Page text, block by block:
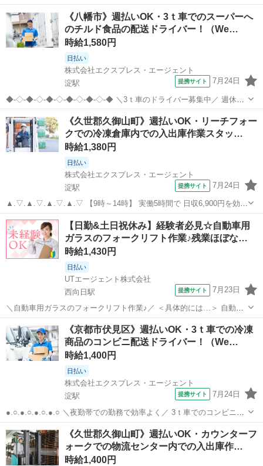
「安定と安全」を重視した 長く活躍できるお仕事です！ ●・○・●・○
—————————————— ■使用車種：4ｔ車 ■業務内容：スーパ
ーへのチルド...
京都 八幡市 石清水八幡宮駅 ドライバー
《八幡市》週払いOK・3ｔ車でのスーパーへ
のチルド食品の配送ドライバー！（We…
時給1,580円
日払い
株式会社エクスプレス・エージェント
淀駅
提携サイト 7月24日
◆-◇-◆-◇-◆-◇-◆-◇-◆-◇-◆ ＼3ｔ車のドライバー募集中／ 週休2
日なのでお休みもしっかり取れて プライベートも充実できるお仕事で
す！ 今までの経験を活かして働いてみませんか？ 気になったら今すぐ
詳細をチェック...
京都 八幡市 淀駅 ドライバー
《久世郡久御山町》週払いOK・リーチフォー
クでの冷凍倉庫内での入出庫作業スタッ…
時給1,380円
日払い
株式会社エクスプレス・エージェント
淀駅
提携サイト 7月24日
▲.▽.▲.▽.▲.▽.▲.▽ 【9時～14時】 実働5時間で 日収6,900円を効率
よく◎ 午後からは完全に自由なので Wワークにも最適です！
▲.▽.▲.▽.▲.▽.▲.▽ —————————————— ■業務内容：
冷...
京都 久世郡 淀駅 ドライバー
【日勤&土日祝休み】経験者必見☆自動車用
ガラスのフォークリフト作業♪残業ほぼな…
時給1,430円
日払い
UTエージェント株式会社
西向日駅
提携サイト 7月23日
＼自動車用ガラスのフォークリフト作業♪／ ＜具体的には…＞ 自動車
用ガラスをフォークリフトを使用しての 搬入・搬出業務をお任せしま
す♪ ◆専用パレットに積まれているガラスをトラックより搬出 ◆搬出
された製品を検査前置場に...
京都 京都市 西向日駅 ドライバー
《京都市伏見区》週払いOK・3ｔ車での冷凍
商品のコンビニ配送ドライバー！（We…
時給1,400円
日払い
株式会社エクスプレス・エージェント
淀駅
提携サイト 7月24日
●.○.●.○.●.○.●.○ ＼夜勤帯での勤務で効率よく／ 3ｔ車でのコンビニ配
送で 月収36万円以上の高収入◎ 頑張った分は週払いもOKです☆
●.○.●.○.●.○.●.○ —————————————— ■使用車種：...
京都 京都市 淀駅 ドライバー
《久世郡久御山町》週払いOK・カウンターフ
ォークでの物流センター内での入出庫作…
時給1,400円